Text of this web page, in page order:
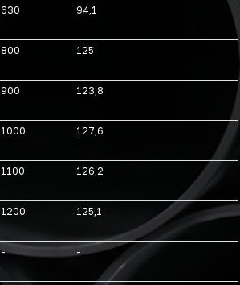
630 94,1
800 125
900 123,8
1000 127,6
1100 126,2
1200 125,1
- -